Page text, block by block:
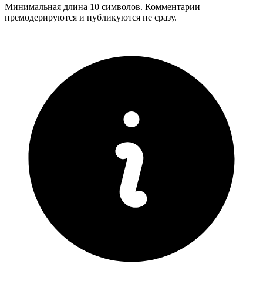
Минимальная длина 10 символов. Комментарии
премодерируются и публикуются не сразу.